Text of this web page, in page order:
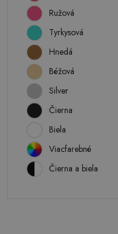
Ružová
Tyrkysová
Hnedá
Béžová
Silver
Čierna
Biela
Viacfarebné
Čierna a biela